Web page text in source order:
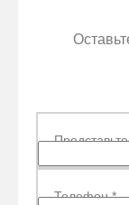
Телефон*